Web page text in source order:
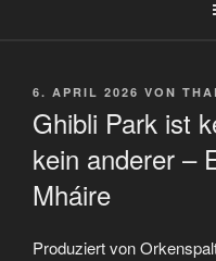
VERÖFFENTLICHT
6. APRIL 2026 VON
Ghibli Park ist
kein anderer –
Mháire
Produziert von